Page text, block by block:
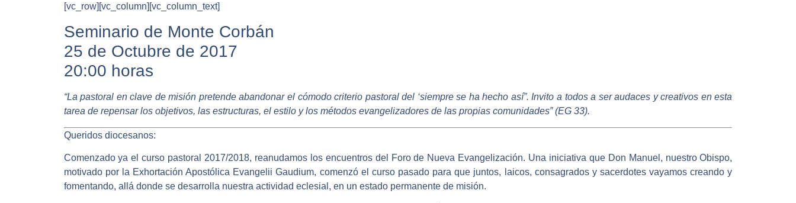
[vc_row][vc_column][vc_column_text]
Seminario de Monte Corbán
25 de Octubre de 2017
20:00 horas
“La pastoral en clave de misión pretende abandonar el cómodo criterio pastoral del ‘siempre se ha hecho así”. Invito a todos a ser audaces y creativos en esta
tarea de repensar los objetivos, las estructuras, el estilo y los métodos evangelizadores de las propias comunidades” (EG 33).
Queridos diocesanos:
Comenzado ya el curso pastoral 2017/2018, reanudamos los encuentros del Foro de Nueva Evangelización. Una iniciativa que Don Manuel, nuestro Obispo,
motivado por la Exhortación Apostólica Evangelii Gaudium, comenzó el curso pasado para que juntos, laicos, consagrados y sacerdotes vayamos creando y
fomentando, allá donde se desarrolla nuestra actividad eclesial, en un estado permanente de misión.